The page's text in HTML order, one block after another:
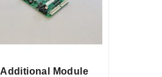
Additional Module